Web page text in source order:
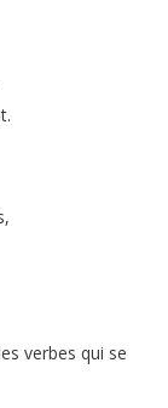
.
,
verbes qui se